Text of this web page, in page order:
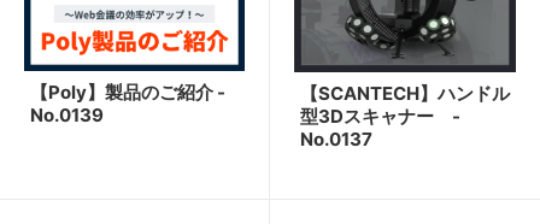
【Poly】製品のご紹介 -
No.0139
【SCANTECH】ハンドル
型3Dスキャナー -
No.0137